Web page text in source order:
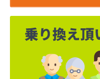
ひまわり農協 燃料課
フジオートステーシ
フジヨシ商店
フルタ鹿乗店
ます角商店
マルタケ株式会社